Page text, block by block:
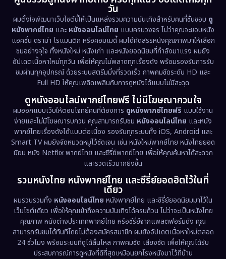
Disney+ (5)
Documentary สารคดี (93)
Drama ดราม่า (1,460)
Dystopian (17)
Emotional (61)
Epic มหากาพย์ (218)
Erotic (36)
Family ครอบครัว (363)
Fantasy จินตนาการ (326)
Fiction (9)
Film (57)
1962
วัน
ผมตั้งใจพัฒนาเว็บไซต์นี้ให้เป็นแหล่งรวมความบันเทิงสำหรับคนที่ชื่นชอบ ดู
หนังพากย์ไทย และ หนังออนไลน์ไทย แบบครบวงจร ไม่ว่าคุณจะชอบหนัง
แอคชั่น ดราม่า โรแมนติก หรือคอมเมดี้ ผมได้คัดสรรหนังคุณภาพมาให้เลือก
ชมอย่างจุใจ ทั้งหนังใหม่ หนังเก่า และหนังยอดนิยมที่กำลังมาแรง ผมยัง
อัปเดตเนื้อหาใหม่ทุกวัน เพื่อให้คุณไม่พลาดทุกเรื่องดัง พร้อมรองรับการรับ
ชมผ่านทุกอุปกรณ์ ด้วยระบบสตรีมมิ่งที่รวดเร็ว ภาพคมชัดระดับ HD และ
Full HD ให้คุณเพลิดเพลินกับการดูหนังได้แบบไม่มีสะดุด
ดูหนังออนไลน์พากย์ไทยฟรี ไม่มีโฆษณากวนใจ
ผมออกแบบเว็บให้ตอบโจทย์คนที่ต้องการ ดูหนังพากย์ไทยฟรี แบบใช้งาน
ง่ายและไม่มีโฆษณารบกวน คุณสามารถรับชม หนังออนไลน์ไทย และหนัง
พากย์ไทยเรื่องดังได้แบบต่อเนื่อง รองรับทุกระบบทั้ง iOS, Android และ
Smart TV ผมยังจัดหมวดหมู่ไว้ชัดเจน เช่น หนังใหม่พากย์ไทย หนังไทยยอด
นิยม หนัง Netflix พากย์ไทย และซีรี่ย์พากย์ไทย เพื่อให้คุณค้นหาได้สะดวก
และรวดเร็วมากยิ่งขึ้น
รวมหนังไทย หนังพากย์ไทย และซีรี่ย์ยอดฮิตไว้ในที่
เดียว
ผมรวบรวมทั้ง หนังออนไลน์ไทย หนังพากย์ไทย และซีรี่ย์ยอดนิยมมาไว้ใน
เว็บไซต์เดียว เพื่อให้คุณเข้าถึงความบันเทิงได้ครบถ้วน ไม่ว่าจะเป็นหนังไทย
คุณภาพ หนังต่างประเทศพากย์ไทย หรือซีรี่ย์จากแพลตฟอร์มดัง คุณ
สามารถรับชมได้ทันทีโดยไม่ต้องสมัครสมาชิก ผมยังอัปเดตเนื้อหาใหม่ตลอด
24 ชั่วโมง พร้อมระบบที่ดูได้ลื่นไหล ภาพคมชัด เสียงชัด เพื่อให้คุณได้รับ
ประสบการณ์การดูหนังที่ดีที่สุดเหมือนยกโรงหนังมาไว้ที่บ้าน